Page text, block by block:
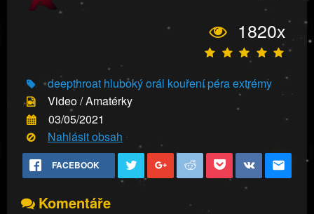
1820x
deepthroat hluboký orál kouření péraextrémy
Video / Amatérky
03/05/2021
Nahlásit obsah
FACEBOOK
Komentáře